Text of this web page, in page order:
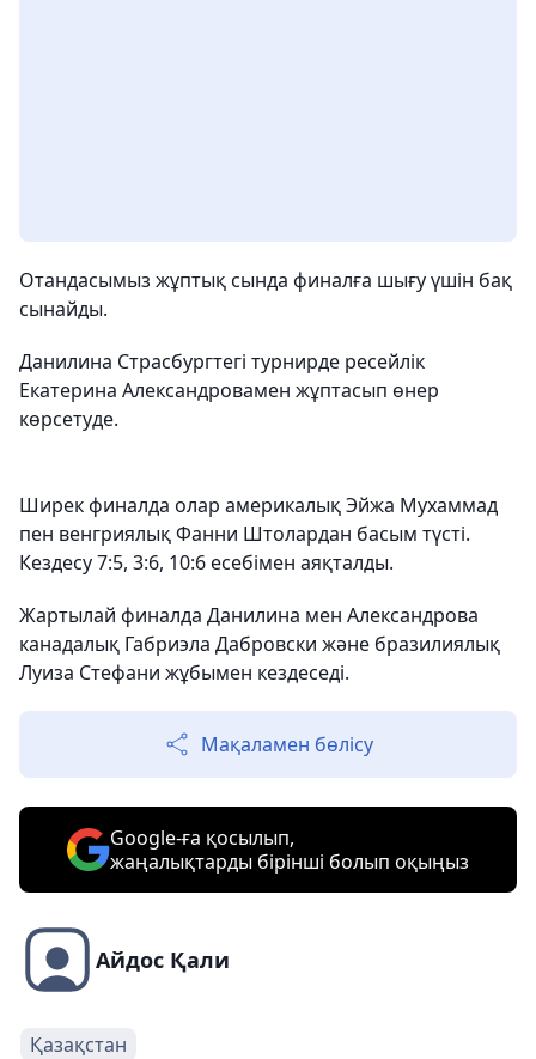
Отандасымыз жұптық сында финалға шығу үшін бақ
сынайды.
Данилина Страсбургтегі турнирде ресейлік
Екатерина Александровамен жұптасып өнер
көрсетуде.
Ширек финалда олар америкалық Эйжа Мухаммад
пен венгриялық Фанни Штолардан басым түсті.
Кездесу 7:5, 3:6, 10:6 есебімен аяқталды.
Жартылай финалда Данилина мен Александрова
канадалық Габриэла Дабровски және бразилиялық
Луиза Стефани жұбымен кездеседі.
Мақаламен бөлісу
Google-ға қосылып,
жаңалықтарды бірінші болып оқыңыз
Айдос Қали
Қазақстан